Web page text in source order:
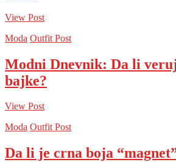
View Post
Moda Outfit Post
Modni Dnevnik: Da li
bajke?
View Post
Moda Outfit Post
Da li je crna boja